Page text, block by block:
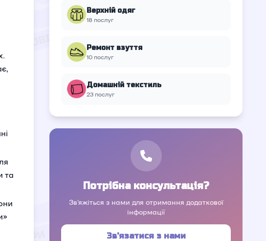
та
Верхній oдяг
18 послуг
Ремонт взуття
10 послуг
Домашній текстиль
23 послуг
Потрібна консультація?
Зв'яжіться з нами для отримання додаткової
інформації
Зв'язатися з нами